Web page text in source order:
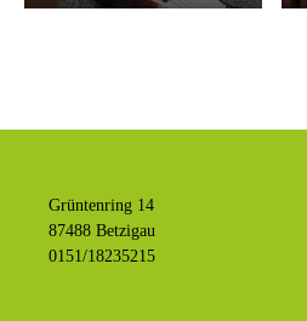
Grüntenring 14
87488 Betzigau
0151/18235215